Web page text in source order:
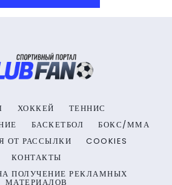
ХОККЕЙ
ТЕННИС
БАСКЕТБОЛ
БОКС/ММА
ОТ РАССЫЛКИ
COOKIES
КОНТАКТЫ
ПОЛУЧЕНИЕ РЕКЛАМНЫХ
МАТЕРИАЛОВ